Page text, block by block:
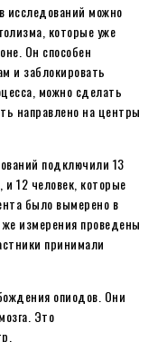
исследований можно
которые уже
Он способен
и заблокировать
можно сделать
направлено на центры
подключили 13
12 человек, которые
было вымерено в
измерения проведены
принимали
опиодов. Они
Это